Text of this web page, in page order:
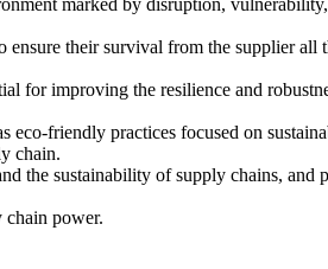
marked by disruption,
their survival from the supplier all
improving the resilience and
friendly practices focused on
chain.
the sustainability of supply chains, and
chain power.